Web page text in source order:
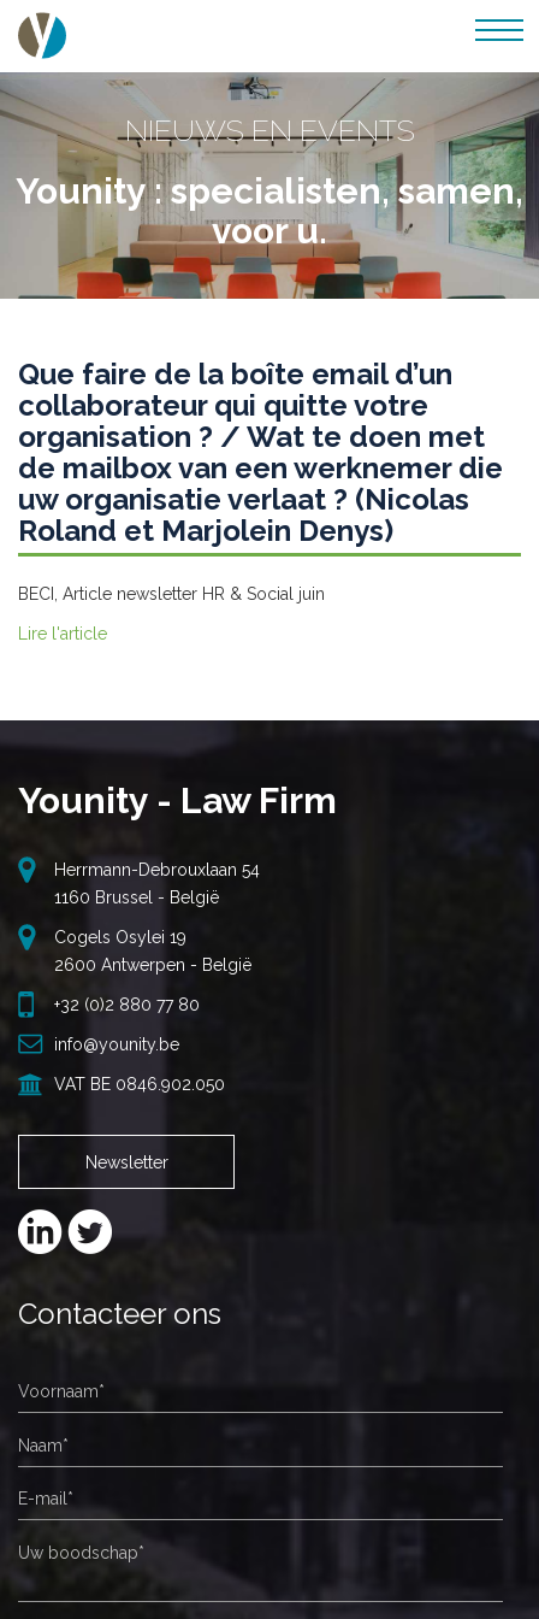
NIEUWS EN EVENTS
Younity : specialisten, samen,
voor u.
Que faire de la boîte email d’un
collaborateur qui quitte votre
organisation ? / Wat te doen met
de mailbox van een werknemer die
uw organisatie verlaat ? (Nicolas
Roland et Marjolein Denys)
BECI, Article newsletter HR & Social juin
Lire l'article
Younity - Law Firm
Herrmann-Debrouxlaan 54
1160 Brussel - België
Cogels Osylei 19
2600 Antwerpen - België
+32 (0)2 880 77 80
info@younity.be
VAT BE 0846.902.050
Newsletter
Contacteer ons